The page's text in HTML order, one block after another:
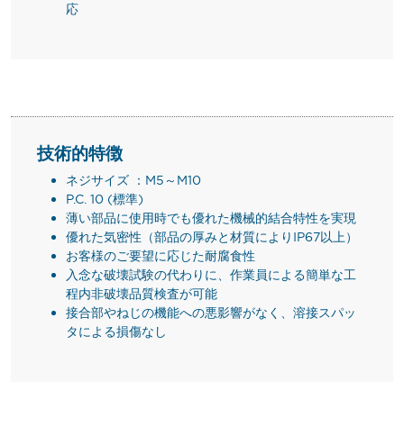
応
技術的特徴
ネジサイズ ：M5～M10
P.C. 10 (標準)
薄い部品に使用時でも優れた機械的結合特性を実現
優れた気密性（部品の厚みと材質によりIP67以上）
お客様のご要望に応じた耐腐食性
入念な破壊試験の代わりに、作業員による簡単な工
程内非破壊品質検査が可能
接合部やねじの機能への悪影響がなく、溶接スパッ
タによる損傷なし